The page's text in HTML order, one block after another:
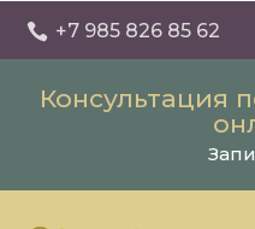
 +7 985 826 85 62
Консультация